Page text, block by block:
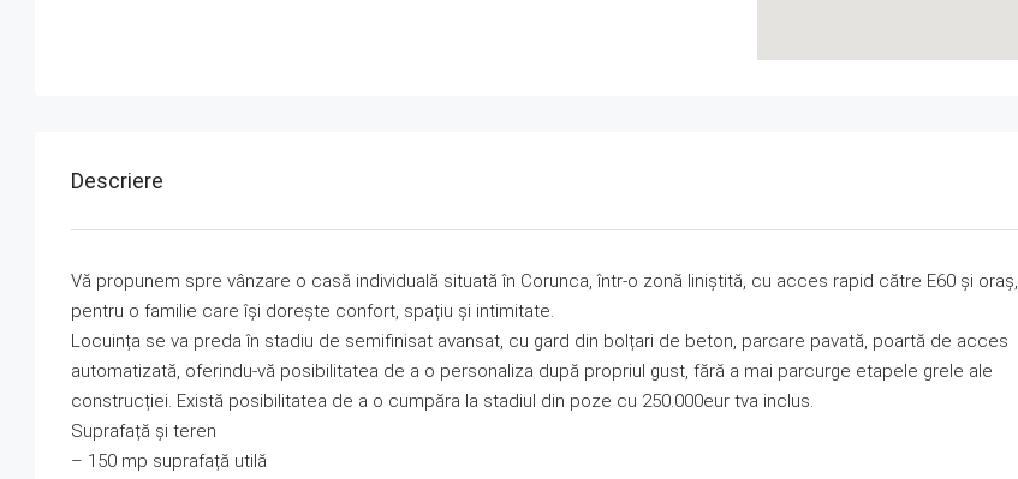
Descriere
Vă propunem spre vânzare o casă individuală situată în Corunca, într-o zonă liniștită, cu acces rapid către E60 și
pentru o familie care își dorește confort, spațiu și intimitate.
Locuința se va preda în stadiu de semifinisat avansat, cu gard din bolțari de beton, parcare pavată, poartă de acces
automatizată, oferindu-vă posibilitatea de a o personaliza după propriul gust, fără a mai parcurge etapele grele ale
construcției. Există posibilitatea de a o cumpăra la stadiul din poze cu 250.000eur tva inclus.
Suprafață și teren
– 150 mp suprafață utilă